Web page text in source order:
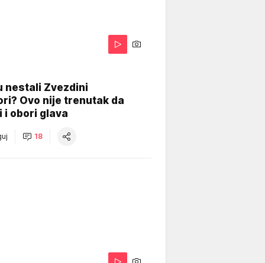
nestali Zvezdini
Ovo nije trenutak da
i obori glava
18